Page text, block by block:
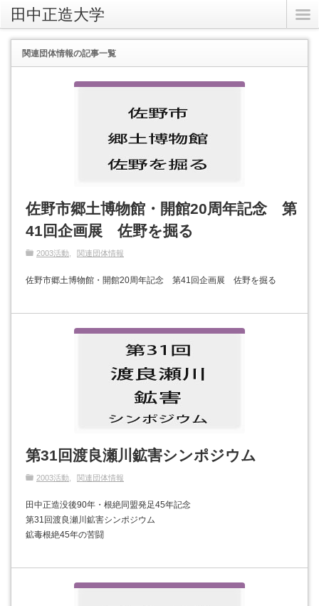
田中正造大学
関連団体情報の記事一覧
佐野市郷土博物館・開館20周年記念 第
41回企画展 佐野を掘る
2003活動 関連団体情報
佐野市郷土博物館・開館20周年記念 第41回企画展 佐野を掘る
第31回渡良瀬川鉱害シンポジウム
2003活動 関連団体情報
田中正造没後90年・根絶同盟発足45年記念
第31回渡良瀬川鉱害シンポジウム
鉱毒根絶45年の苦闘